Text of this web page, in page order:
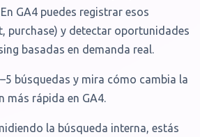
GA4 puedes registrar esos
purchase) y detectar oportunidades
basadas en demanda real.
búsquedas y mira cómo cambia la
más rápida en GA4.
la búsqueda interna, estás